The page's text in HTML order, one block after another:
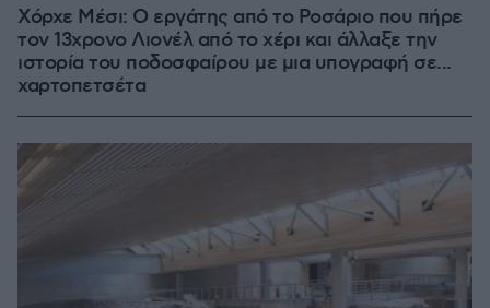
Χόρχε Μέσι: Ο εργάτης από το Ροσάριο που πήρε
τον 13χρονο Λιονέλ από το χέρι και άλλαξε την
ιστορία του ποδοσφαίρου με μια υπογραφή σε...
χαρτοπετσέτα